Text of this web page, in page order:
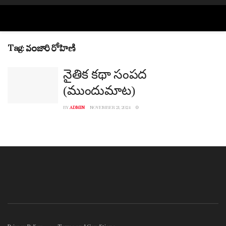
Tag:వంజారి రోహిణి
నైతిక కథా సంపద
(ముందుమాట)
BYADMIN NOVEMBER 21, 2024 0